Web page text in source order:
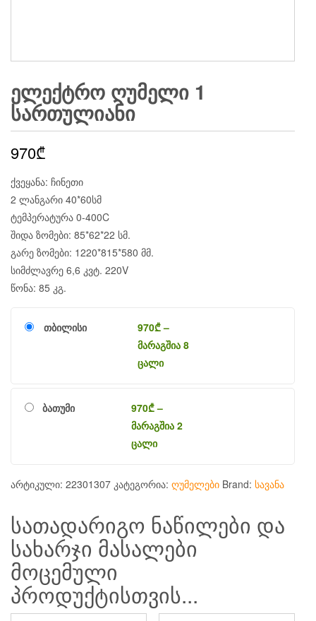
ᲔᲚᲔᲥᲢᲠᲝ ᲦᲣᲛᲔᲚᲘ 1
ᲡᲐᲠᲗᲣᲚᲘᲐᲜᲘ
970₾
ქვეყანა: ჩინეთი
2 ლანგარი 40*60სმ
ტემპერატურა 0-400C
შიდა ზომები: 85*62*22 სმ.
გარე ზომები: 1220*815*580 მმ.
სიმძლავრე 6,6 კვტ. 220V
წონა: 85 კგ.
თბილისი 970₾–
მარაგშია 8
ცალი
ბათუმი 970₾–
მარაგშია 2
ცალი
არტიკული: 22301307 კატეგორია: ღუმელები Brand: სავანა
სათადარიგო ნაწილები და
სახარჯი მასალები
მოცემული
პროდუქტისთვის...